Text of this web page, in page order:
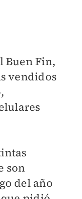
Buen Fin,
vendidos
son
del año